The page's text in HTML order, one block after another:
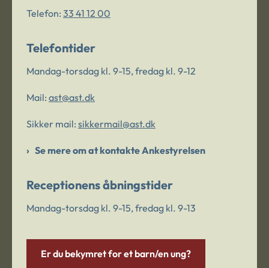
Telefon: 33 41 12 00
Telefontider
Mandag-torsdag kl. 9-15, fredag kl. 9-12
Mail: ast@ast.dk
Sikker mail: sikkermail@ast.dk
Se mere om at kontakte Ankestyrelsen
Receptionens åbningstider
Mandag-torsdag kl. 9-15, fredag kl. 9-13
Er du bekymret for et barn/en ung?